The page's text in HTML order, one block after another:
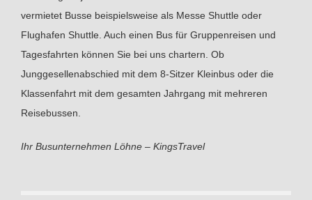
vermietet Busse beispielsweise als Messe Shuttle oder
Flughafen Shuttle. Auch einen Bus für Gruppenreisen und
Tagesfahrten können Sie bei uns chartern. Ob
Junggesellenabschied mit dem 8-Sitzer Kleinbus oder die
Klassenfahrt mit dem gesamten Jahrgang mit mehreren
Reisebussen.
Ihr Busunternehmen Löhne – KingsTravel